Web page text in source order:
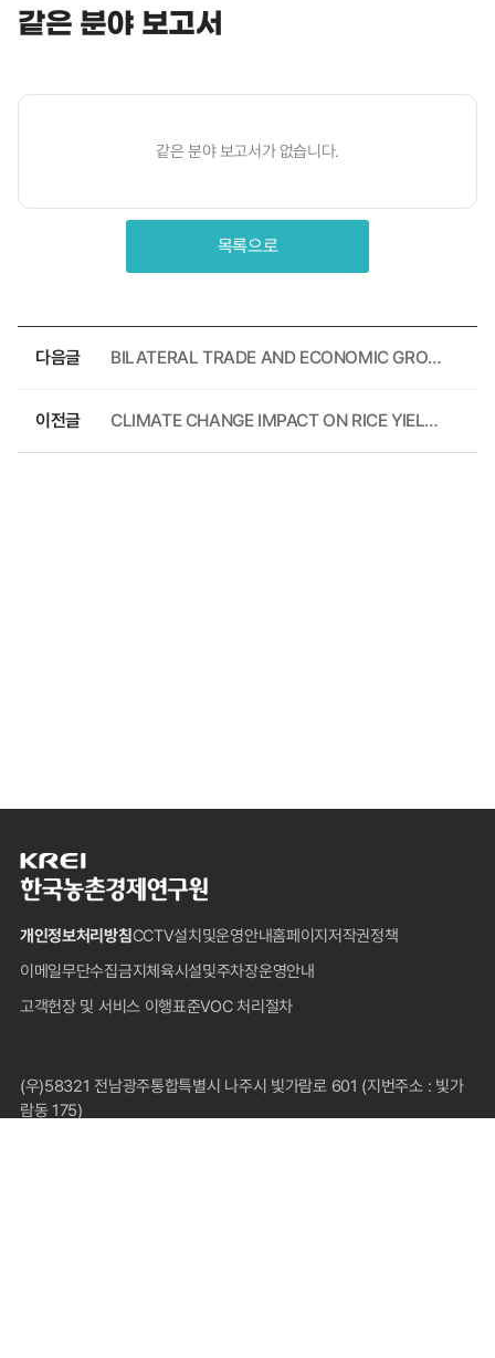
같은 분야 보고서
같은 분야 보고서가 없습니다.
목록으로
다음글 BILATERAL TRADE AND ECONOMIC GROWTH: THE EMPIRICAL EVIDENCE BETWEEN U.S. AND SOUTH KOREA
이전글 CLIMATE CHANGE IMPACT ON RICE YIELD AND PRODUCTION RISK
한
국
촌
경
제
연
푸
터
개인정보처리방침CCTV설치및운영안내홈페이지저작권정책
이메일무단수집금지체육시설및주차장운영안내
고객헌장 및 서비스 이행표준VOC 처리절차
(우)58321 전남광주통합특별시 나주시 빛가람로 601 (지번주소 : 빛가
람동 175)